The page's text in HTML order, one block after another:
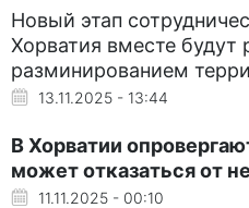
Новый этап
Хорватия вместе будут
разминированием
13.11.2025 - 13:44
В Хорватии
может отказаться от
11.11.2025 - 00:10